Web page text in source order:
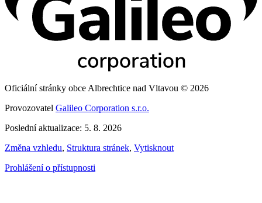
Oficiální stránky obce Albrechtice nad Vltavou © 2026
Provozovatel Galileo Corporation s.r.o.
Poslední aktualizace: 5. 8. 2026
Změna vzhledu, Struktura stránek, Vytisknout
Prohlášení o přístupnosti